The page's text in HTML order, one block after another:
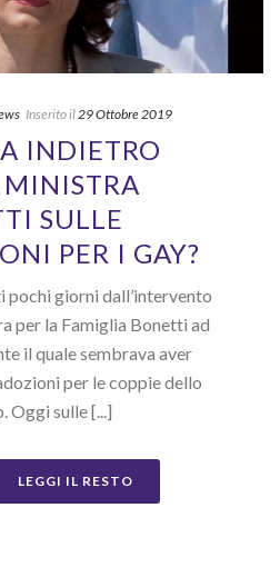
Inserito il29 Ottobre 2019
INDIETRO
SULLE
PER I GAY?
pochi giorni dall’intervento
per la Famiglia Bonetti ad
il quale sembrava aver
per le coppie dello
Oggi sulle [...]
LEGGI IL RESTO